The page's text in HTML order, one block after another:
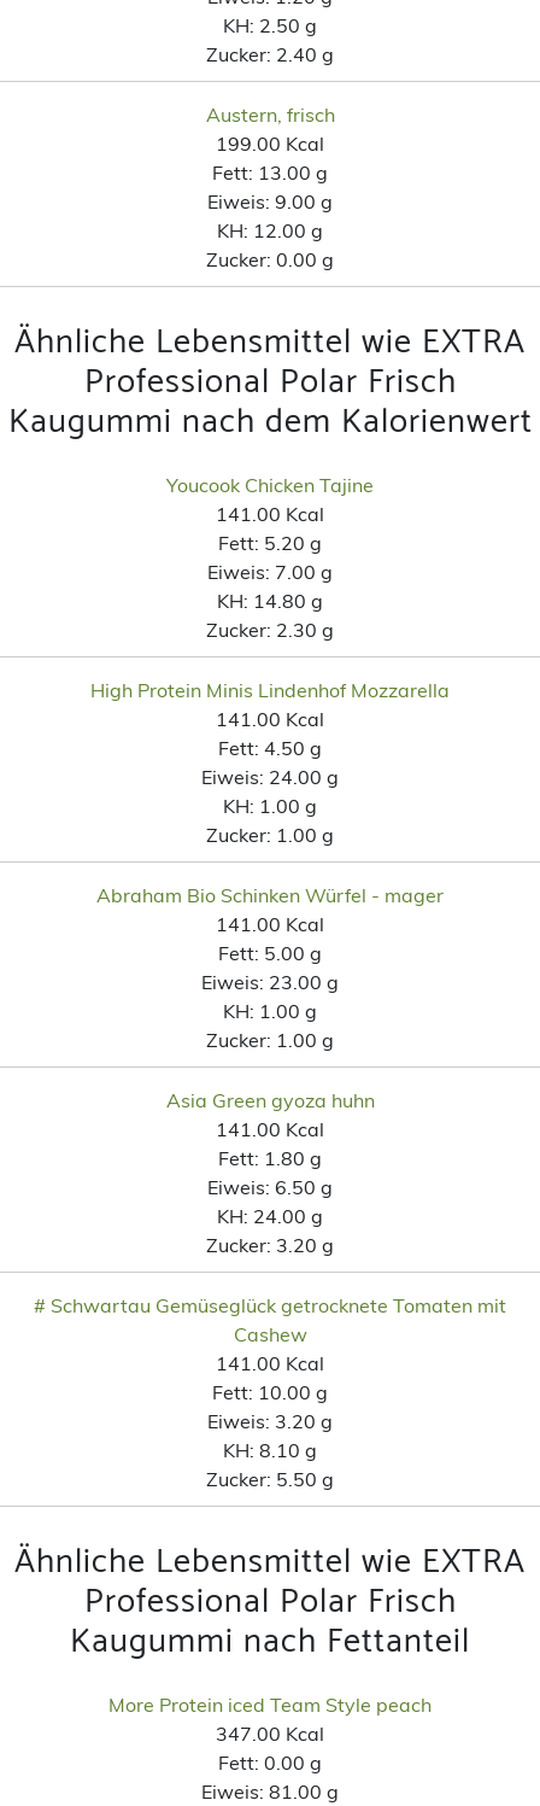
KH: 2.50 g
Zucker: 2.40 g
Austern, frisch
199.00 Kcal
Fett: 13.00 g
Eiweis: 9.00 g
KH: 12.00 g
Zucker: 0.00 g
Ähnliche Lebensmittel wie EXTRA
Professional Polar Frisch
Kaugummi nach dem Kalorienwert
Youcook Chicken Tajine
141.00 Kcal
Fett: 5.20 g
Eiweis: 7.00 g
KH: 14.80 g
Zucker: 2.30 g
High Protein Minis Lindenhof Mozzarella
141.00 Kcal
Fett: 4.50 g
Eiweis: 24.00 g
KH: 1.00 g
Zucker: 1.00 g
Abraham Bio Schinken Würfel - mager
141.00 Kcal
Fett: 5.00 g
Eiweis: 23.00 g
KH: 1.00 g
Zucker: 1.00 g
Asia Green gyoza huhn
141.00 Kcal
Fett: 1.80 g
Eiweis: 6.50 g
KH: 24.00 g
Zucker: 3.20 g
# Schwartau Gemüseglück getrocknete Tomaten mit
Cashew
141.00 Kcal
Fett: 10.00 g
Eiweis: 3.20 g
KH: 8.10 g
Zucker: 5.50 g
Ähnliche Lebensmittel wie EXTRA
Professional Polar Frisch
Kaugummi nach Fettanteil
More Protein iced Team Style peach
347.00 Kcal
Fett: 0.00 g
Eiweis: 81.00 g